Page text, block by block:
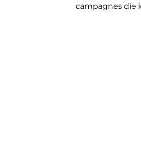
campagnes die